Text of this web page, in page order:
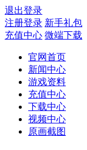
退出登录
注册登录 新手礼包
充值中心 微端下载
官网首页
新闻中心
游戏资料
充值中心
下载中心
视频中心
原画截图